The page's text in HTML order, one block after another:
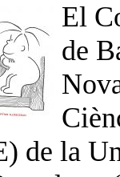
El
de
de la